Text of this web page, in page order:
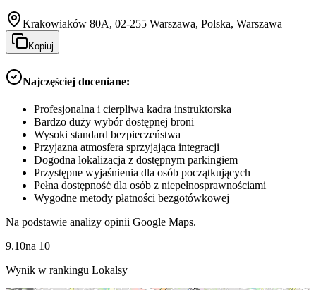
Krakowiaków 80A, 02-255 Warszawa, Polska, Warszawa
Kopiuj
Najczęściej doceniane:
Profesjonalna i cierpliwa kadra instruktorska
Bardzo duży wybór dostępnej broni
Wysoki standard bezpieczeństwa
Przyjazna atmosfera sprzyjająca integracji
Dogodna lokalizacja z dostępnym parkingiem
Przystępne wyjaśnienia dla osób początkujących
Pełna dostępność dla osób z niepełnosprawnościami
Wygodne metody płatności bezgotówkowej
Na podstawie analizy opinii Google Maps.
9.10na 10
Wynik w rankingu Lokalsy